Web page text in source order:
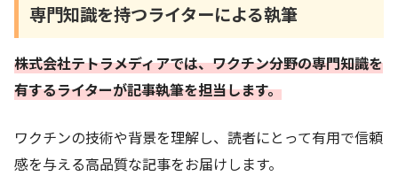
専門知識を持つライターによる執筆
株式会社テトラメディアでは、ワクチン分野の専門知識を
有するライターが記事執筆を担当します。
ワクチンの技術や背景を理解し、読者にとって有用で信頼
感を与える高品質な記事をお届けします。